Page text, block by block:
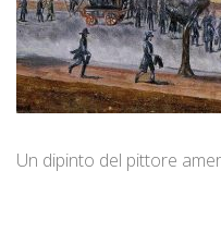
Un dipinto del pittore